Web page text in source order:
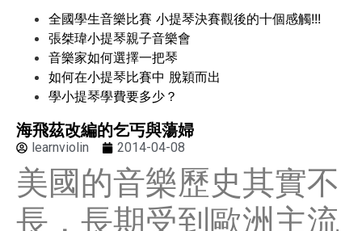
全國學生音樂比賽 小提琴決賽觀後的十個感觸!!!
張桀瑋小提琴親子音樂會
音樂家如何選擇一把琴
如何在小提琴比賽中 脫穎而出
學小提琴學費要多少？
海飛茲改編的乞丐與蕩婦
learnviolin 2014-04-08
美國的音樂歷史其實不
長，長期受到歐洲主流